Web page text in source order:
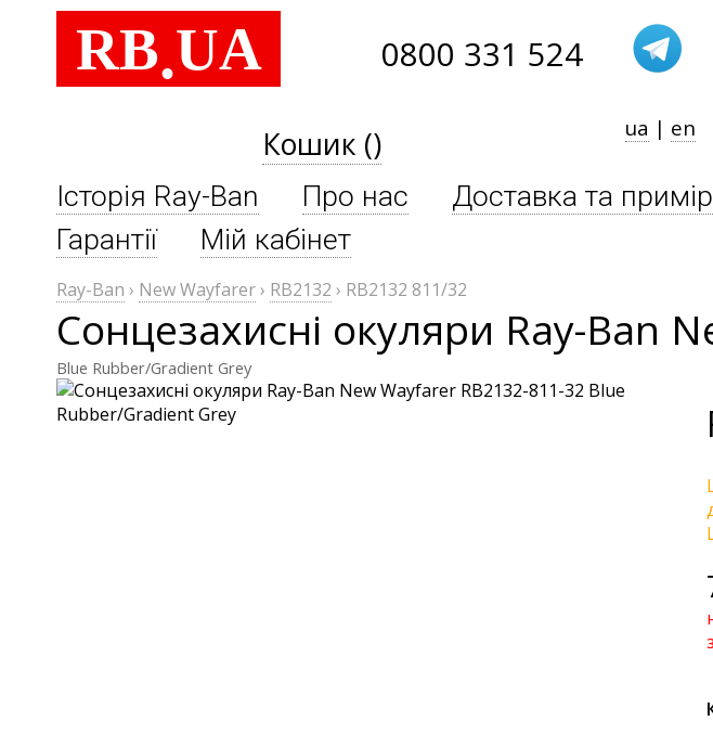
RB.UA 0800 331 524
Кошик () ua | en
Історія Ray-Ban Про нас Доставка та
Гарантії
Мій кабінет
Ray-Ban › New Wayfarer› RB2132 › RB2132 811/32
Сонцезахисні окуляри Ray-Ban
Blue Rubber/Gradient Grey